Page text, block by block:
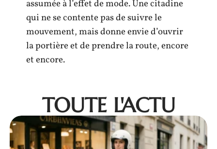
assumée à l’effet de mode. Une citadine
qui ne se contente pas de suivre le
mouvement, mais donne envie d’ouvrir
la portière et de prendre la route, encore
et encore.
TOUTE L'ACTU